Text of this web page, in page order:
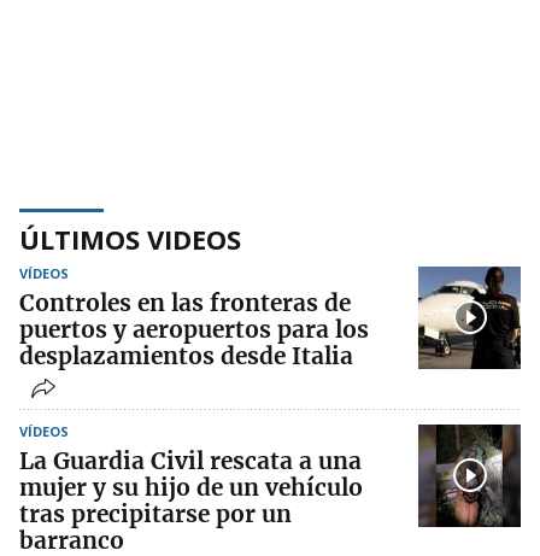
ÚLTIMOS VIDEOS
VÍDEOS
Controles en las fronteras de
puertos y aeropuertos para los
desplazamientos desde Italia
VÍDEOS
La Guardia Civil rescata a una
mujer y su hijo de un vehículo
tras precipitarse por un
barranco